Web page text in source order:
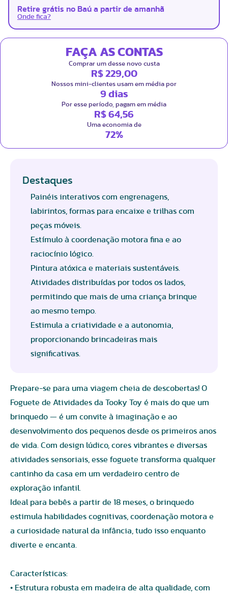
Retire grátis no Baú a partir de amanhã
Onde fica?
FAÇA AS CONTAS
Comprar um desse novo custa
R$ 229,00
Nossos mini-clientes usam em média por
9 dias
Por esse período, pagam em média
R$ 64,56
Uma economia de
72%
Destaques
Painéis interativos com engrenagens,
labirintos, formas para encaixe e trilhas com
peças móveis.
Estímulo à coordenação motora fina e ao
raciocínio lógico.
Pintura atóxica e materiais sustentáveis.
Atividades distribuídas por todos os lados,
permitindo que mais de uma criança brinque
ao mesmo tempo.
Estimula a criatividade e a autonomia,
proporcionando brincadeiras mais
significativas.
Prepare-se para uma viagem cheia de descobertas! O
Foguete de Atividades da Tooky Toy é mais do que um
brinquedo — é um convite à imaginação e ao
desenvolvimento dos pequenos desde os primeiros anos
de vida. Com design lúdico, cores vibrantes e diversas
atividades sensoriais, esse foguete transforma qualquer
cantinho da casa em um verdadeiro centro de
exploração infantil.
Ideal para bebês a partir de 18 meses, o brinquedo
estimula habilidades cognitivas, coordenação motora e
a curiosidade natural da infância, tudo isso enquanto
diverte e encanta.
Características:
• Estrutura robusta em madeira de alta qualidade, com